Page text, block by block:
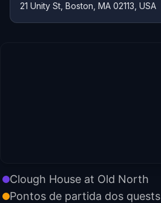
21 Unity St, Boston, MA 02113, USA
Clough House at Old North
Pontos de partida dos quests